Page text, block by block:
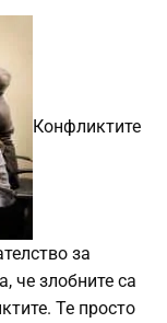
Конфликтите
за
че злобните са
Те просто